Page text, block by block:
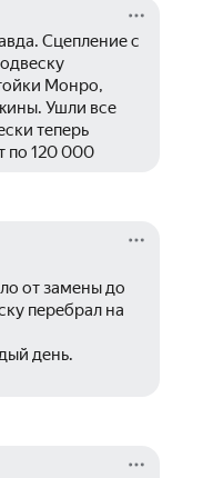
Сцепление с
Монро,
Ушли все
теперь
по 120 000
от замены до
перебрал на
день.